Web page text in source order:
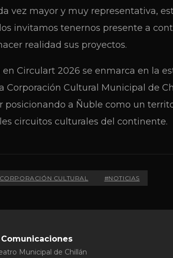
vez mayor y muy representativa,
invitamos tenernos presente a
realidad sus proyectos.
Circulart 2026 se enmarca en la
Corporación Cultural Municipal de
posicionando a Ñuble como un
circuitos culturales del continente.
CULTURAL #NOTICIAS
Municipal de Chillán